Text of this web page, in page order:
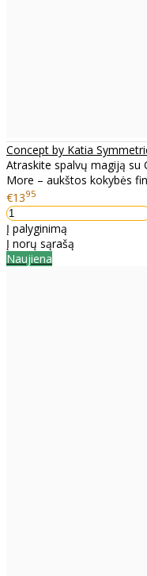
Concept by Katia
Atraskite spalvų magiją su
More – aukštos kokybės
€1395
Į palyginimą
Į norų sąrašą
Naujiena